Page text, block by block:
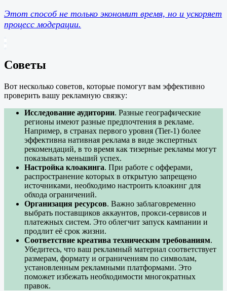
Этот способ не только экономит время, но и ускоряет
процесс модерации.
Советы
Вот несколько советов, которые помогут вам эффективно
проверить вашу рекламную связку:
Исследование аудитории. Разные географические
регионы имеют разные предпочтения в рекламе.
Например, в странах первого уровня (Tier-1) более
эффективна нативная реклама в виде экспертных
рекомендаций, в то время как тизерные рекламы могут
показывать меньший успех.
Настройка клоакинга. При работе с офферами,
распространение которых в открытую запрещено
источниками, необходимо настроить клоакинг для
обхода ограничений.
Организация ресурсов. Важно заблаговременно
выбрать поставщиков аккаунтов, прокси-сервисов и
платежных систем. Это облегчит запуск кампании и
продлит её срок жизни.
Соответствие креатива техническим требованиям.
Убедитесь, что ваш рекламный материал соответствует
размерам, формату и ограничениям по символам,
установленным рекламными платформами. Это
поможет избежать необходимости многократных
правок.